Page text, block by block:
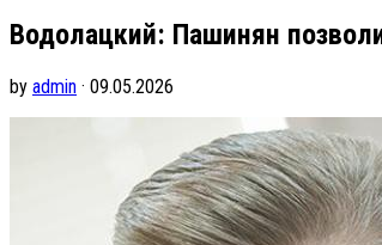
Водолацкий: Пашинян
by admin · 09.05.2026